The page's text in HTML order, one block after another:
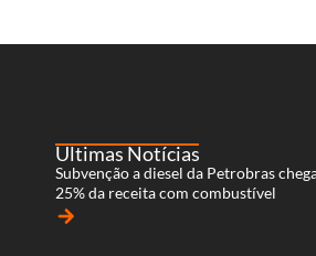
Últimas Notícias
Subvenção a diesel da Petrobras
25% da receita com combustível
arrow_forward